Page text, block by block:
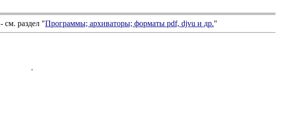
- см. раздел "Программы; архиваторы; форматыpdf, djvuи др."
.